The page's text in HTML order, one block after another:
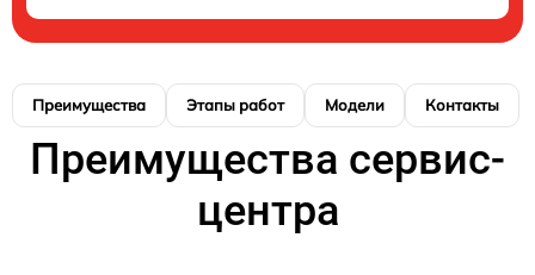
Преимущества Этапы работ Модели Контакты
Преимущества сервис-
центра